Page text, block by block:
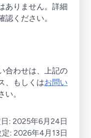
ありません。詳細
認ください。
合わせは、上記の
、もしくはお問い
い。
: 2025年6月24日
: 2026年4月13日